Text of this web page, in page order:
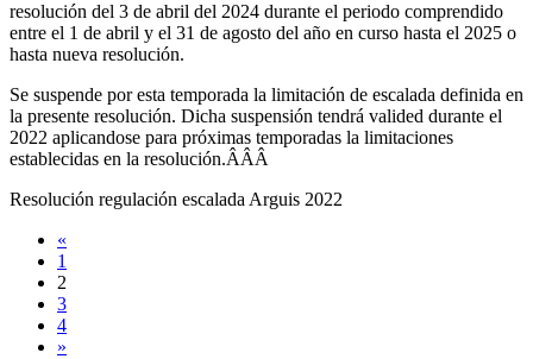
resolución del 3 de abril del 2024 durante el periodo comprendido
entre el 1 de abril y el 31 de agosto del año en curso hasta el 2025 o
hasta nueva resolución.
Se suspende por esta temporada la limitación de escalada definida en
la presente resolución. Dicha suspensión tendrá valided durante el
2022 aplicandose para próximas temporadas la limitaciones
establecidas en la resolución.ÂÂÂ
Resolución regulación escalada Arguis 2022
«
1
2
3
4
»